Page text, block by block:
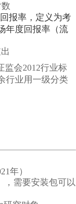
报率，定义为考
年度回报率（流
监会2012行业标
行业用一级分类
年）
，需要安装包可以